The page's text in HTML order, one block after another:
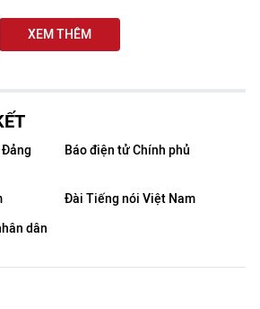
XEM THÊM
Báo điện tử Chính phủ
Đài Tiếng nói Việt Nam
dân